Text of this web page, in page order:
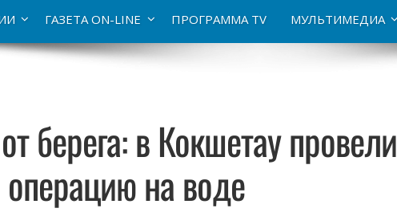
ГАЗЕТА ON-LINE ПРОГРАММА TV МУЛЬТИМЕДИА
берега: в Кокшетау провели
на воде